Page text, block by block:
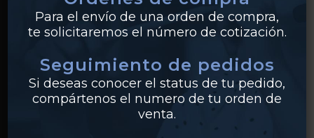
Válvulas
Bridas
PVC
Para el envío de una orden de compra,
te solicitaremos el número de cotización.
Seguimiento de pedidos
Si deseas conocer el status de tu pedido,
compártenos el numero de tu orden de
venta.